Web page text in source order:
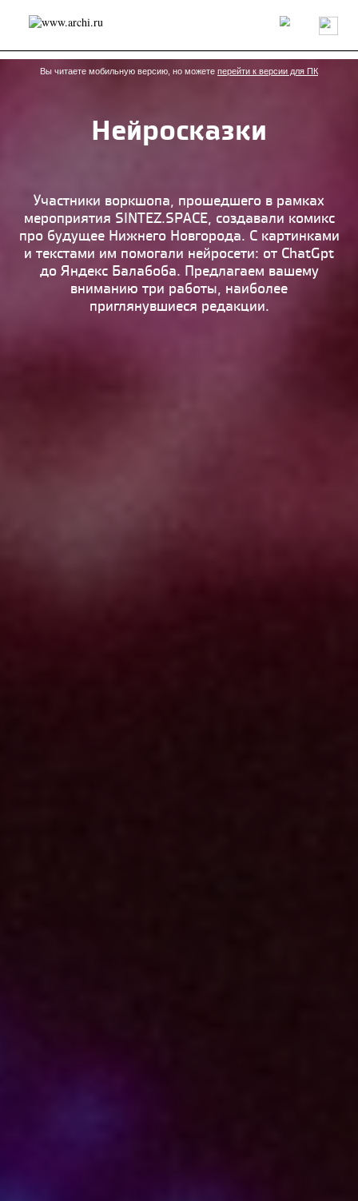
Россия Мир Технологии Интерьер Пресса
Архитекторы
Проекты
Конкурсы События Книги Вакансии
Анонсы конкурсов
Блог
Интервью
Дизайн
Иностранцы в России
Интерьер
Книги
Наследие Образование
Урбанистика
Эко
Вы читаете мобильную версию, но можете перейти к версии для ПК
Нейросказки
Участники воркшопа, прошедшего в рамках
мероприятия SINTEZ.SPACE, создавали комикс
про будущее Нижнего Новгорода. С картинками
и текстами им помогали нейросети: от ChatGpt
до Яндекс Балабоба. Предлагаем вашему
вниманию три работы, наиболее
приглянувшиеся редакции.